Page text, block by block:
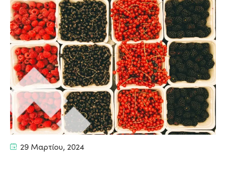
29 Μαρτίου, 2024